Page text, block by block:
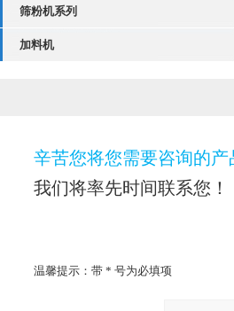
筛粉机系列
加料机
辛苦您将您需要咨询的
我们将率先时间联系您！
温馨提示：带 * 号为必填项